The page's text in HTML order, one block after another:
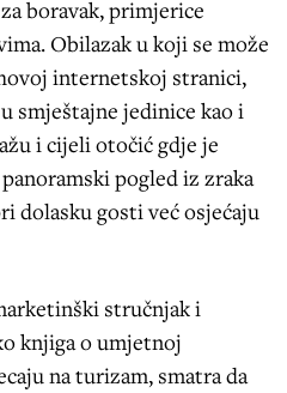
boravak, primjerice
Obilazak u koji se može
internetskoj stranici,
smještajne jedinice kao i
i cijeli otočić gdje je
pogled iz zraka
dolasku gosti već osjećaju
stručnjak i
knjiga o umjetnoj
na turizam, smatra da